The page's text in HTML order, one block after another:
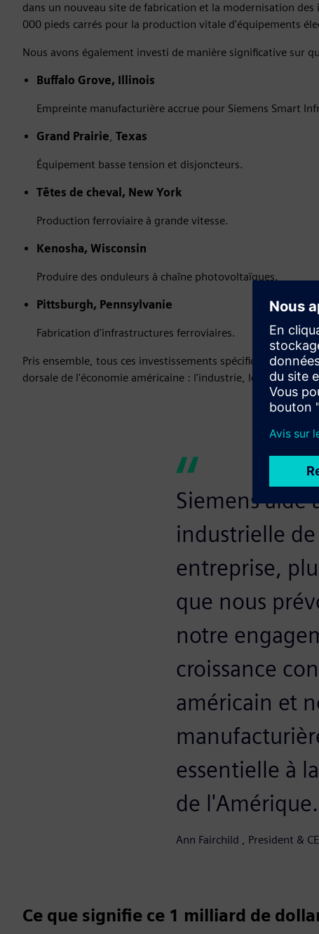
dans un nouveau site de fabrication et la modernisation
000 pieds carrés pour la production vitale d'équipements
Nous avons également investi de manière significative sur
Buffalo Grove, Illinois
Empreinte manufacturière accrue pour Siemens Smart
Grand Prairie, Texas
Équipement basse tension et disjoncteurs.
Têtes de cheval, New York
Production ferroviaire à grande vitesse.
Kenosha, Wisconsin
Produire des onduleurs à chaîne photovoltaïques.
Pittsburgh, Pennsylvanie
Fabrication d'infrastructures ferroviaires.
Pris ensemble, tous ces investissements spécifiques
dorsale de l'économie américaine : l'industrie, les
Siemens aide
industrielle
entreprise,
que nous
notre
croissance
américain et
essentielle à
de l'Amérique.
Ann Fairchild , President &
Ce que signifie ce 1 milliard de